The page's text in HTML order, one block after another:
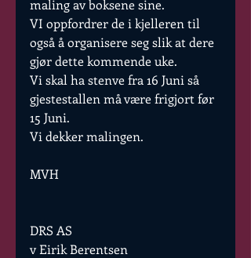
maling av boksene sine.
VI oppfordrer de i kjelleren til
også å organisere seg slik at dere
gjør dette kommende uke.
Vi skal ha stenve fra 16 Juni så
gjestestallen må være frigjort før
15 Juni.
Vi dekker malingen.
MVH
DRS AS
v Eirik Berentsen